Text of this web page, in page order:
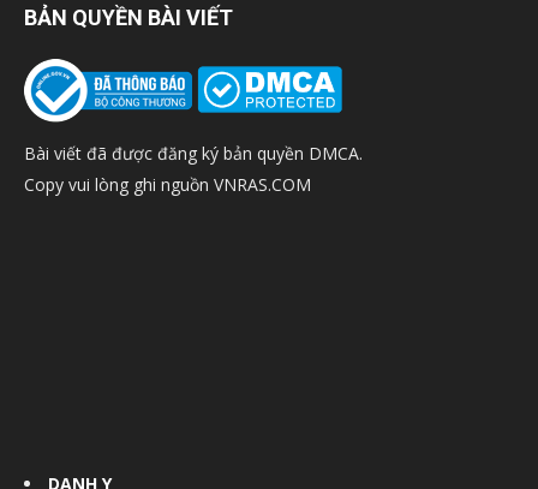
BẢN QUYỀN BÀI VIẾT
Bài viết đã được đăng ký bản quyền DMCA.
Copy vui lòng ghi nguồn VNRAS.COM
DANH Y